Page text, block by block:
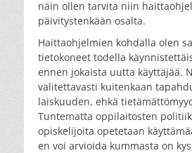
näin ollen tarvita niin
päivitystenkään osalta.
Haittaohjelmien kohdalla olen
tietokoneet todella
ennen jokaista uutta käyttäjää.
valitettavasti kuitenkaan
laiskuuden, ehkä
Tuntematta oppilaitosten
opiskelijoita opetetaan
en voi arvioida kummasta on